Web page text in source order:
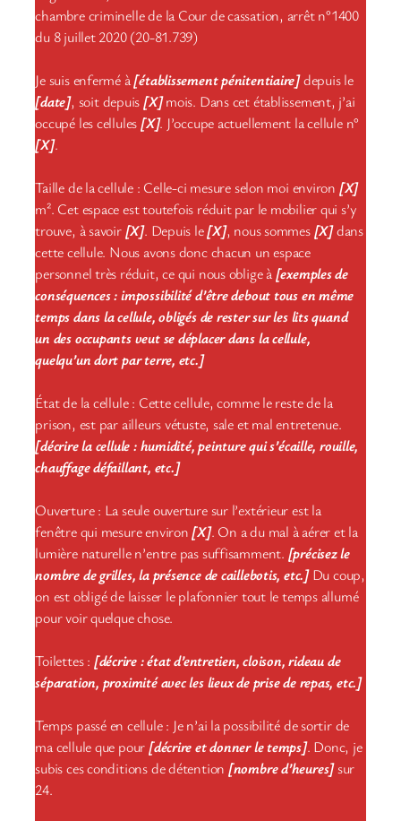
chambre criminelle de la Cour de cassation, arrêt n°1400
du 8 juillet 2020 (20-81.739)
Je suis enfermé à[établissement pénitentiaire]depuis le
[date], soit depuis[X]mois. Dans cet établissement, j’ai
occupé les cellules[X]. J’occupe actuellement la cellule n°
[X].
Taille de la cellule : Celle-ci mesure selon moi environ [X]
m². Cet espace est toutefois réduit par le mobilier qui s’y
trouve, à savoir[X]. Depuis le[X], nous sommes[X]dans
cette cellule. Nous avons donc chacun un espace
personnel très réduit, ce qui nous oblige à[exemples de
conséquences : impossibilité d’être debout tous en même
temps dans la cellule, obligés de rester sur les lits quand
un des occupants veut se déplacer dans la cellule,
quelqu’un dort par terre, etc.]
État de la cellule : Cette cellule, comme le reste de la
prison, est par ailleurs vétuste, sale et mal entretenue.
[décrire la cellule : humidité, peinture qui s’écaille, rouille,
chauffage défaillant, etc.]
Ouverture : La seule ouverture sur l’extérieur est la
fenêtre qui mesure environ[X]. On a du mal à aérer et la
lumière naturelle n’entre pas suffisamment. [précisez le
nombre de grilles, la présence de caillebotis, etc.]Du coup,
on est obligé de laisser le plafonnier tout le temps allumé
pour voir quelque chose.
Toilettes : [décrire : état d’entretien, cloison, rideau de
séparation, proximité avec les lieux de prise de repas, etc.]
Temps passé en cellule : Je n’ai la possibilité de sortir de
ma cellule que pour[décrire et donner le temps]. Donc, je
subis ces conditions de détention [nombre d’heures]sur
24.